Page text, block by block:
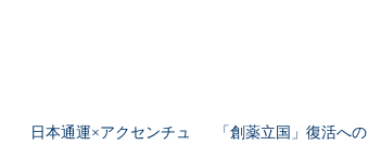
日本通運×アクセンチュ
「創薬立国」復活への